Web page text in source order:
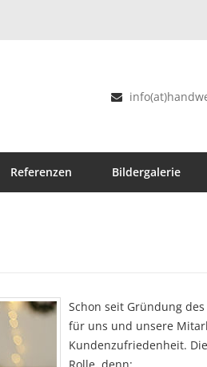
Referenzen Bildergalerie
Schon seit Gründung
für uns und unsere
Kundenzufriedenheit.